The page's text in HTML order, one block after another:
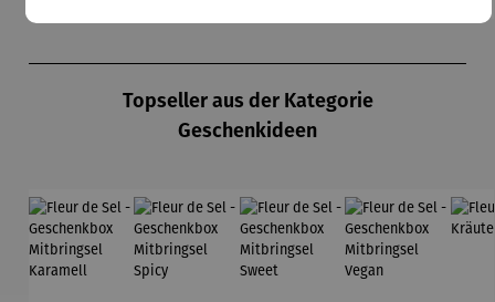
Topseller aus der Kategorie
Geschenkideen